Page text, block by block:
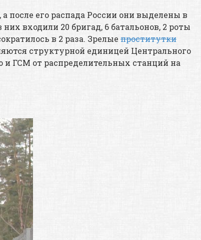
после его распада России они выделены в
входили 20 бригад, 6 батальонов, 2 роты
в 2 раза. Зрелые проститутки
структурной единицей Центрального
и ГСМ от распределительных станций на